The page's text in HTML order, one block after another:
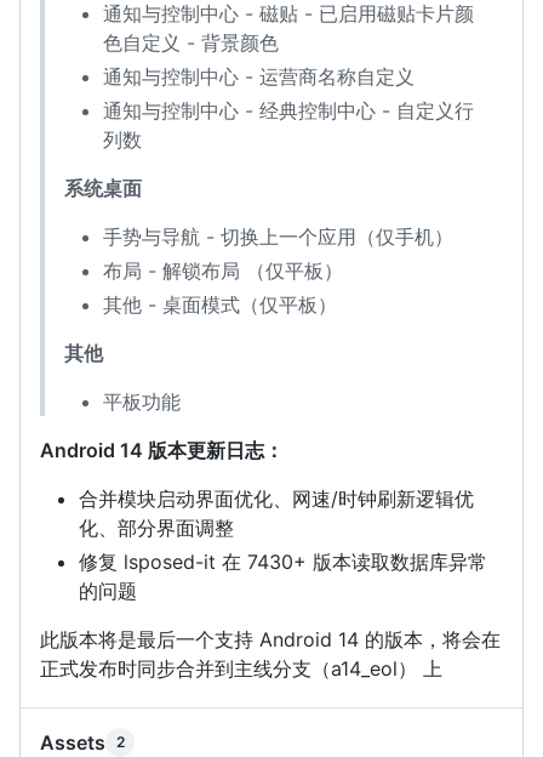
通知与控制中心 - 磁贴 - 已启用磁贴卡片颜
色自定义 - 背景颜色
通知与控制中心 - 运营商名称自定义
通知与控制中心 - 经典控制中心 - 自定义行
列数
系统桌面
手势与导航 - 切换上一个应用（仅手机）
布局 - 解锁布局 （仅平板）
其他 - 桌面模式（仅平板）
其他
平板功能
Android 14 版本更新日志：
合并模块启动界面优化、网速/时钟刷新逻辑优
化、部分界面调整
修复 lsposed-it 在 7430+ 版本读取数据库异常
的问题
此版本将是最后一个支持 Android 14 的版本，将会在
正式发布时同步合并到主线分支（a14_eol） 上
Assets 2